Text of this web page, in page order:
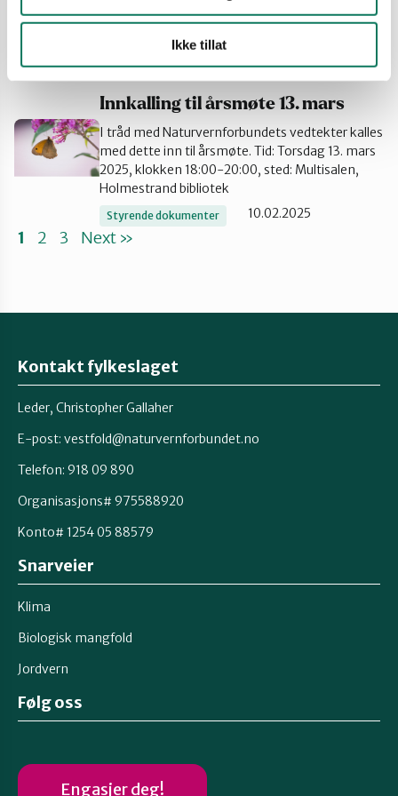
Ikke tillat
Naturvernforbundet holdt under lokallagets
årsmøte lastes ned.
Biologisk mangfold Utbygging 26.03.2025
Innkalling til årsmøte 13. mars
I tråd med Naturvernforbundets vedtekter kalles
med dette inn til årsmøte. Tid: Torsdag 13. mars
2025, klokken 18:00-20:00, sted: Multisalen,
Holmestrand bibliotek
Styrende dokumenter 10.02.2025
1 2 3 Next »
Kontakt fylkeslaget
Leder, Christopher Gallaher
E-post: vestfold@naturvernforbundet.no
Telefon: 918 09 890
Organisasjons# 975588920
Konto# 1254 05 88579
Snarveier
Klima
Biologisk mangfold
Jordvern
Følg oss
Engasjer deg!